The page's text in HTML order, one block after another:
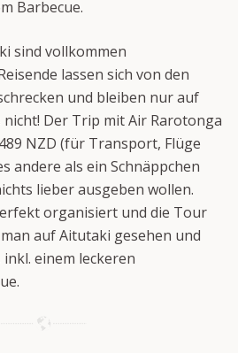
Barbecue.
sind vollkommen
lassen sich von den
und bleiben nur auf
nicht! Der Trip mit Air Rarotonga
NZD (für Transport, Flüge
andere als ein Schnäppchen
lieber ausgeben wollen.
organisiert und die Tour
auf Aitutaki gesehen und
einem leckeren